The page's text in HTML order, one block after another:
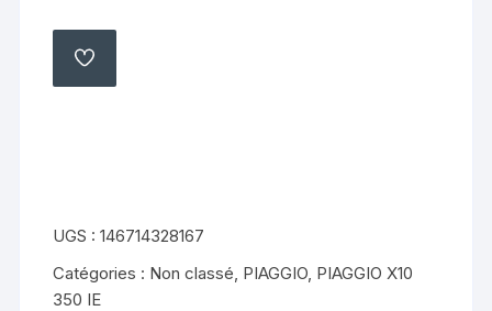
relais
guilera
PIAGGIO
2017)
AJOUTER
UGS :146714328167
Catégories : Non classé, PIAGGIO, PIAGGIO X10
350 IE